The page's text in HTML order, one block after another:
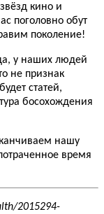
кино и
поголовно обут
поколение!
у наших людей
не признак
статей,
босохождения
нашу
время
2015294-